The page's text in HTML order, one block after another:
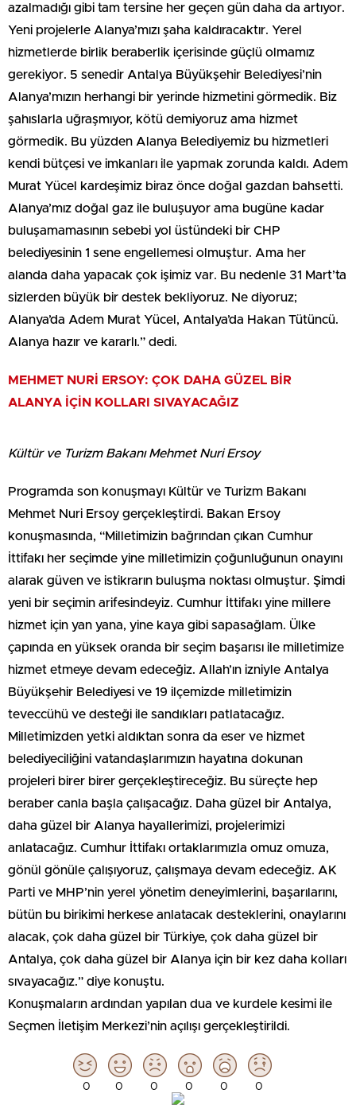
azalmadığı gibi tam tersine her geçen gün daha da artıyor.
Yeni projelerle Alanya’mızı şaha kaldıracaktır. Yerel
hizmetlerde birlik beraberlik içerisinde güçlü olmamız
gerekiyor. 5 senedir Antalya Büyükşehir Belediyesi’nin
Alanya’mızın herhangi bir yerinde hizmetini görmedik. Biz
şahıslarla uğraşmıyor, kötü demiyoruz ama hizmet
görmedik. Bu yüzden Alanya Belediyemiz bu hizmetleri
kendi bütçesi ve imkanları ile yapmak zorunda kaldı. Adem
Murat Yücel kardeşimiz biraz önce doğal gazdan bahsetti.
Alanya’mız doğal gaz ile buluşuyor ama bugüne kadar
buluşamamasının sebebi yol üstündeki bir CHP
belediyesinin 1 sene engellemesi olmuştur. Ama her
alanda daha yapacak çok işimiz var. Bu nedenle 31 Mart’ta
sizlerden büyük bir destek bekliyoruz. Ne diyoruz;
Alanya’da Adem Murat Yücel, Antalya’da Hakan Tütüncü.
Alanya hazır ve kararlı.” dedi.
MEHMET NURİ ERSOY: ÇOK DAHA GÜZEL BİR
ALANYA İÇİN KOLLARI SIVAYACAĞIZ
Kültür ve Turizm Bakanı Mehmet Nuri Ersoy
Programda son konuşmayı Kültür ve Turizm Bakanı
Mehmet Nuri Ersoy gerçekleştirdi. Bakan Ersoy
konuşmasında, “Milletimizin bağrından çıkan Cumhur
İttifakı her seçimde yine milletimizin çoğunluğunun onayını
alarak güven ve istikrarın buluşma noktası olmuştur. Şimdi
yeni bir seçimin arifesindeyiz. Cumhur İttifakı yine millere
hizmet için yan yana, yine kaya gibi sapasağlam. Ülke
çapında en yüksek oranda bir seçim başarısı ile milletimize
hizmet etmeye devam edeceğiz. Allah’ın izniyle Antalya
Büyükşehir Belediyesi ve 19 ilçemizde milletimizin
teveccühü ve desteği ile sandıkları patlatacağız.
Milletimizden yetki aldıktan sonra da eser ve hizmet
belediyeciliğini vatandaşlarımızın hayatına dokunan
projeleri birer birer gerçekleştireceğiz. Bu süreçte hep
beraber canla başla çalışacağız. Daha güzel bir Antalya,
daha güzel bir Alanya hayallerimizi, projelerimizi
anlatacağız. Cumhur İttifakı ortaklarımızla omuz omuza,
gönül gönüle çalışıyoruz, çalışmaya devam edeceğiz. AK
Parti ve MHP’nin yerel yönetim deneyimlerini, başarılarını,
bütün bu birikimi herkese anlatacak desteklerini, onaylarını
alacak, çok daha güzel bir Türkiye, çok daha güzel bir
Antalya, çok daha güzel bir Alanya için bir kez daha kolları
sıvayacağız.” diye konuştu.
Konuşmaların ardından yapılan dua ve kurdele kesimi ile
Seçmen İletişim Merkezi’nin açılışı gerçekleştirildi.
0 0 0 0 0 0